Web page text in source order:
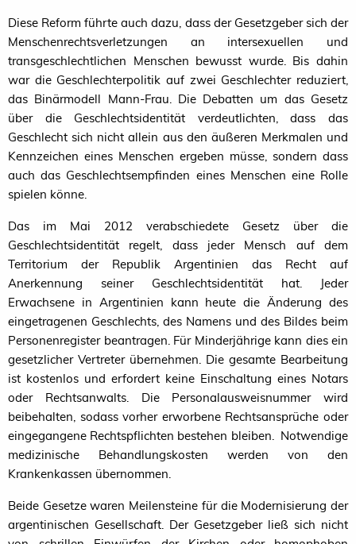
Diese Reform führte auch dazu, dass der Gesetzgeber sich der
Menschenrechtsverletzungen an intersexuellen und
transgeschlechtlichen Menschen bewusst wurde. Bis dahin
war die Geschlechterpolitik auf zwei Geschlechter reduziert,
das Binärmodell Mann-Frau. Die Debatten um das Gesetz
über die Geschlechtsidentität verdeutlichten, dass das
Geschlecht sich nicht allein aus den äußeren Merkmalen und
Kennzeichen eines Menschen ergeben müsse, sondern dass
auch das Geschlechtsempfinden eines Menschen eine Rolle
spielen könne.
Das im Mai 2012 verabschiedete Gesetz über die
Geschlechtsidentität regelt, dass jeder Mensch auf dem
Territorium der Republik Argentinien das Recht auf
Anerkennung seiner Geschlechtsidentität hat. Jeder
Erwachsene in Argentinien kann heute die Änderung des
eingetragenen Geschlechts, des Namens und des Bildes beim
Personenregister beantragen. Für Minderjährige kann dies ein
gesetzlicher Vertreter übernehmen. Die gesamte Bearbeitung
ist kostenlos und erfordert keine Einschaltung eines Notars
oder Rechtsanwalts. Die Personalausweisnummer wird
beibehalten, sodass vorher erworbene Rechtsansprüche oder
eingegangene Rechtspflichten bestehen bleiben. Notwendige
medizinische Behandlungskosten werden von den
Krankenkassen übernommen.
Beide Gesetze waren Meilensteine für die Modernisierung der
argentinischen Gesellschaft. Der Gesetzgeber ließ sich nicht